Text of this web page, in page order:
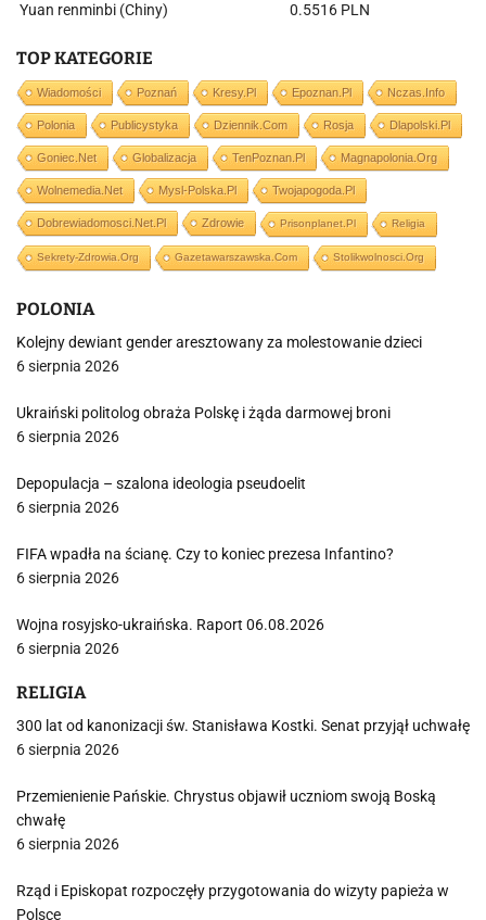
Yuan renminbi (Chiny)
0.5516 PLN
TOP KATEGORIE
Wiadomości Poznań Kresy.pl Epoznan.pl Nczas.info
Polonia Publicystyka Dziennik.com Rosja Dlapolski.pl
Goniec.net Globalizacja TenPoznan.pl Magnapolonia.org
Wolnemedia.net Mysl-Polska.pl Twojapogoda.pl
Dobrewiadomosci.net.pl Zdrowie Prisonplanet.pl Religia
Sekrety-Zdrowia.org Gazetawarszawska.com Stolikwolnosci.org
POLONIA
Kolejny dewiant gender aresztowany za molestowanie dzieci
6 sierpnia 2026
Ukraiński politolog obraża Polskę i żąda darmowej broni
6 sierpnia 2026
Depopulacja – szalona ideologia pseudoelit
6 sierpnia 2026
FIFA wpadła na ścianę. Czy to koniec prezesa Infantino?
6 sierpnia 2026
Wojna rosyjsko-ukraińska. Raport 06.08.2026
6 sierpnia 2026
RELIGIA
300 lat od kanonizacji św. Stanisława Kostki. Senat przyjął uchwałę
6 sierpnia 2026
Przemienienie Pańskie. Chrystus objawił uczniom swoją Boską
chwałę
6 sierpnia 2026
Rząd i Episkopat rozpoczęły przygotowania do wizyty papieża w
Polsce